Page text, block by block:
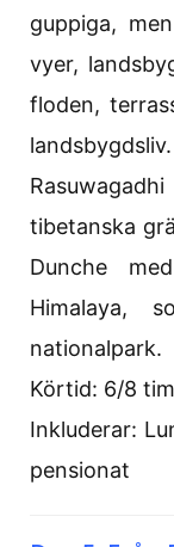
guppiga,
vyer,
floden,
tibetanska
Dunche
Himalaya,
nationalpark.
Körtid: 6/8
Inkluderar:
pensionat